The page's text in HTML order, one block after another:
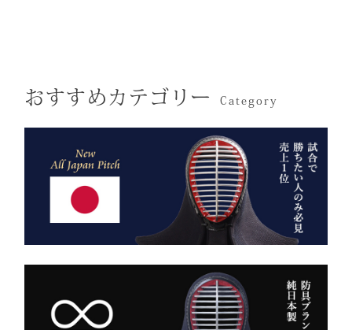
ばれた、 純日本製の誇り
生地には、埼玉・武州の老
舗「小島染織」の藍布を使
深みある色合いと、驚くほ
どの軽やかさを兼ね備え、
手にした瞬間、ふわりと温
がりです。
った瞬間、
「何だ、あれは？」と視線
が集まる。
静かに、しかし確実に存在
感を放つ――それがベルベ
派手ではない。だが、圧倒
的にかっこいい。
強い選手ほど、道具にも品
おすすめカテゴリー Category